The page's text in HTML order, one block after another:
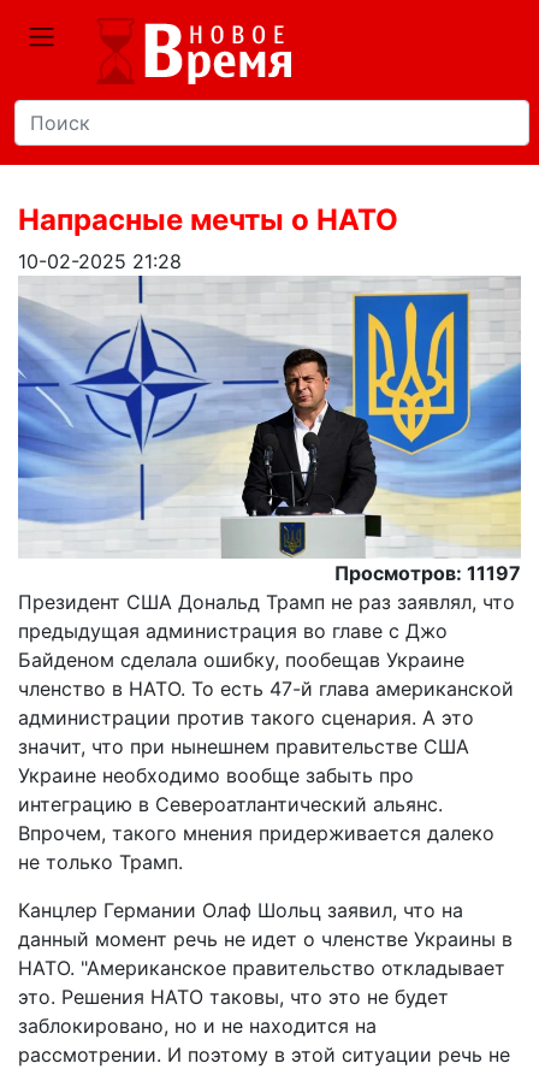
Напрасные мечты о НАТО
10-02-2025 21:28
Просмотров: 11197
Президент США Дональд Трамп не раз заявлял, что
предыдущая администрация во главе с Джо
Байденом сделала ошибку, пообещав Украине
членство в НАТО. То есть 47-й глава американской
администрации против такого сценария. А это
значит, что при нынешнем правительстве США
Украине необходимо вообще забыть про
интеграцию в Североатлантический альянс.
Впрочем, такого мнения придерживается далеко
не только Трамп.
Канцлер Германии Олаф Шольц заявил, что на
данный момент речь не идет о членстве Украины в
НАТО. "Американское правительство откладывает
это. Решения НАТО таковы, что это не будет
заблокировано, но и не находится на
рассмотрении. И поэтому в этой ситуации речь не